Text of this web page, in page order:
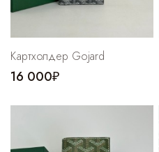
Картхолдер Gojard
16 000₽